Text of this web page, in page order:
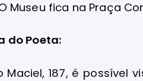
fica na Praça
do Poeta:
187, é possível